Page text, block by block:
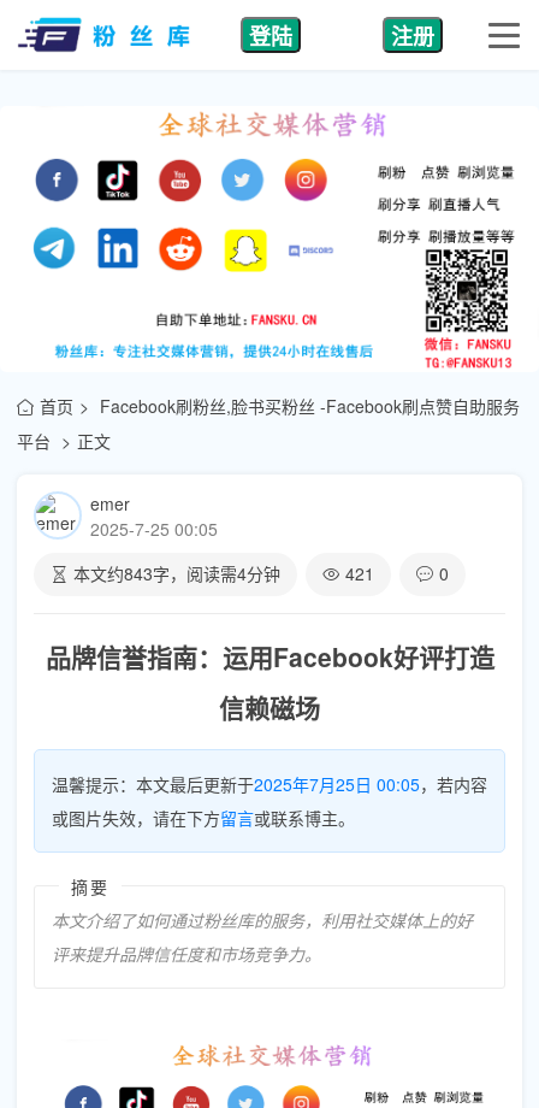
登陆 注册
首页
Facebook刷粉丝,脸书买粉丝 -Facebook刷点赞自助服务
平台
正文
emer
2025-7-25 00:05
本文约843字，阅读需4分钟 421 0
品牌信誉指南：运用Facebook好评打造
信赖磁场
温馨提示：本文最后更新于2025年7月25日 00:05，若内容
或图片失效，请在下方留言或联系博主。
摘要
本文介绍了如何通过粉丝库的服务，利用社交媒体上的好
评来提升品牌信任度和市场竞争力。